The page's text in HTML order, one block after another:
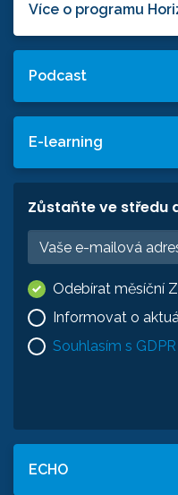
Více o programu
Podcast
E-learning
Zůstaňte ve středu
Odebírat měsíční
Informovat o
Souhlasím s GDPR
ECHO